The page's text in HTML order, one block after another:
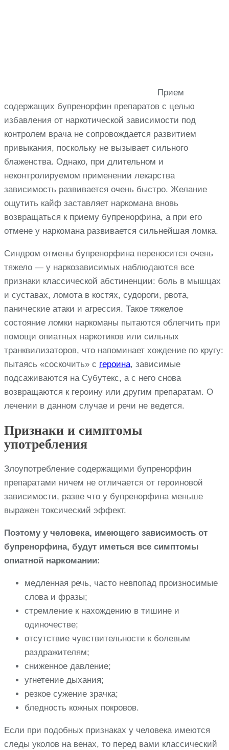
Прием
содержащих бупренорфин препаратов с целью
избавления от наркотической зависимости под
контролем врача не сопровождается развитием
привыкания, поскольку не вызывает сильного
блаженства. Однако, при длительном и
неконтролируемом применении лекарства
зависимость развивается очень быстро. Желание
ощутить кайф заставляет наркомана вновь
возвращаться к приему бупренорфина, а при его
отмене у наркомана развивается сильнейшая ломка.
Синдром отмены бупренорфина переносится очень
тяжело — у наркозависимых наблюдаются все
признаки классической абстиненции: боль в мышцах
и суставах, ломота в костях, судороги, рвота,
панические атаки и агрессия. Такое тяжелое
состояние ломки наркоманы пытаются облегчить при
помощи опиатных наркотиков или сильных
транквилизаторов, что напоминает хождение по кругу:
пытаясь «соскочить» с героина, зависимые
подсаживаются на Субутекс, а с него снова
возвращаются к героину или другим препаратам. О
лечении в данном случае и речи не ведется.
Признаки и симптомы
употребления
Злоупотребление содержащими бупренорфин
препаратами ничем не отличается от героиновой
зависимости, разве что у бупренорфина меньше
выражен токсический эффект.
Поэтому у человека, имеющего зависимость от
бупренорфина, будут иметься все симптомы
опиатной наркомании:
медленная речь, часто невпопад произносимые
слова и фразы;
стремление к нахождению в тишине и
одиночестве;
отсутствие чувствительности к болевым
раздражителям;
сниженное давление;
угнетение дыхания;
резкое сужение зрачка;
бледность кожных покровов.
Если при подобных признаках у человека имеются
следы уколов на венах, то перед вами классический